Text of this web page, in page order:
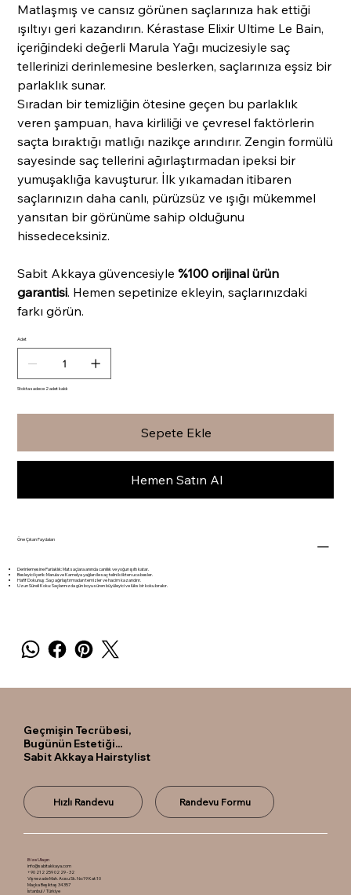
Matlaşmış ve cansız görünen saçlarınıza hak ettiği
ışıltıyı geri kazandırın. Kérastase Elixir Ultime Le Bain,
içeriğindeki değerli Marula Yağı mucizesiyle saç
tellerinizi derinlemesine beslerken, saçlarınıza eşsiz bir
parlaklık sunar.
Sıradan bir temizliğin ötesine geçen bu parlaklık
veren şampuan, hava kirliliği ve çevresel faktörlerin
saçta bıraktığı matlığı nazikçe arındırır. Zengin formülü
sayesinde saç tellerini ağırlaştırmadan ipeksi bir
yumuşaklığa kavuşturur. İlk yıkamadan itibaren
saçlarınızın daha canlı, pürüzsüz ve ışığı mükemmel
yansıtan bir görünüme sahip olduğunu
hissedeceksiniz.
Sabit Akkaya güvencesiyle%100 orijinal ürün
garantisi. Hemen sepetinize ekleyin, saçlarınızdaki
farkı görün.
Adet
Stokta sadece 2 adet kaldı
Sepete Ekle
Hemen Satın Al
Öne Çıkan Faydaları
Derinlemesine Parlaklık: Mat saçlara anında canlılık ve yoğun ışıltı katar.
Besleyici İçerik: Marula ve Kamelya yağları ile saç telini kökten uca besler.
Hafif Dokunuş: Saçı ağırlaştırmadan temizler ve hacim kazandırır.
Uzun Süreli Koku: Saçlarınızda gün boyu süren büyüleyici ve lüks bir koku bırakır.
Geçmişin Tecrübesi,
Bugünün Estetiği...
Sabit Akkaya Hairstylist
Randevu Formu
Hızlı Randevu
Bize Ulaşın
info@sabitakkaya.com
+90 212 259 02 29 - 32
Vişnezade Mah. Acısu Sk. No:19 Kat:10
Maçka Beşiktaş 34357
İstanbul / Türkiye